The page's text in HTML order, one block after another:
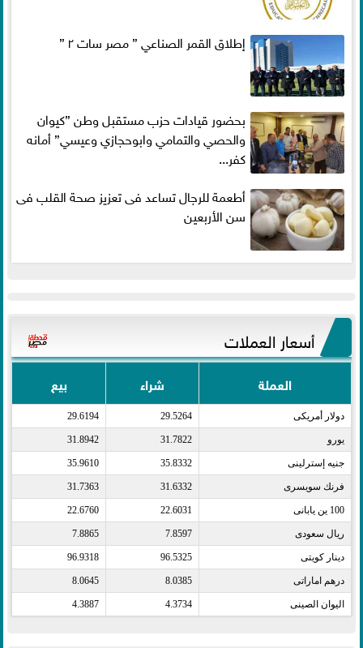
إطلاق القمر الصناعي ” مصر سات ٢ ”
بحضور قيادات حزب مستقبل وطن ”كيوان
والحصي والتمامي وابوحجازي وعيسي” أمانه
كفر...
أطعمة للرجال تساعد فى تعزيز صحة القلب فى
سن الأربعين
أسعار العملات
العملة شراء بيع
دولار أمريكى​ 29.5264
29.6194
يورو​ 31.7822
31.8942
جنيه إسترلينى​ 35.8332
35.9610
فرنك سويسرى​ 31.6332
31.7363
100 ين يابانى​ 22.6031
22.6760
ريال سعودى​ 7.8597
7.8865
دينار كويتى​ 96.5325
96.9318
درهم اماراتى​ 8.0385
8.0645
اليوان الصينى​ 4.3734
4.3887